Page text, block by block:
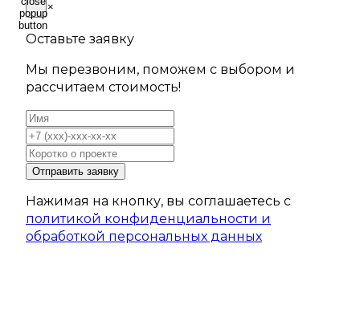
×
Оставьте заявку
Мы перезвоним, поможем с выбором и
рассчитаем стоимость!
Отправить заявку
Нажимая на кнопку, вы соглашаетесь с
политикой конфиденциальности и
обработкой персональных данных